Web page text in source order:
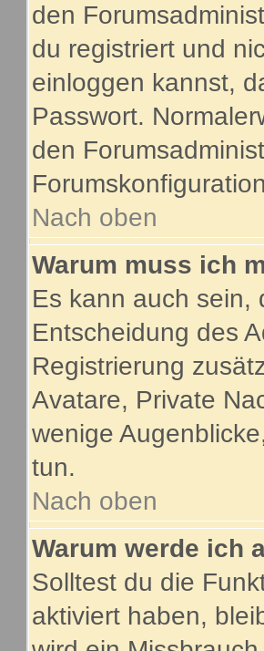
den
du registriert und
einloggen kannst,
Passwort.
den
Nach oben
Warum muss ich
Es kann auch sein,
Entscheidung des
Registrierung
Avatare, Private
wenige
tun.
Nach oben
Warum werde ich
Solltest du die
aktiviert haben,